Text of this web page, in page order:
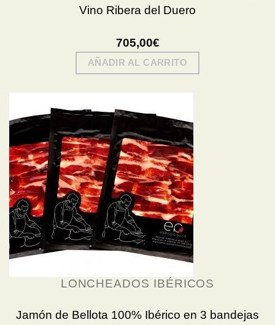
Vino Ribera del Duero
705,00€
AÑADIR AL CARRITO
LONCHEADOS IBÉRICOS
Jamón de Bellota 100% Ibérico en 3 bandejas